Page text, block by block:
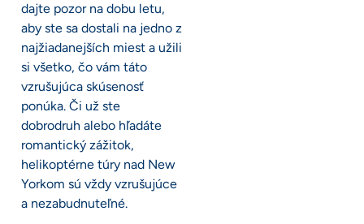
dajte pozor na dobu letu,
aby ste sa dostali na jedno z
najžiadanejších miest a užili
si všetko, čo vám táto
vzrušujúca skúsenosť
ponúka. Či už ste
dobrodruh alebo hľadáte
romantický zážitok,
helikoptérne túry nad New
Yorkom sú vždy vzrušujúce
a nezabudnuteľné.